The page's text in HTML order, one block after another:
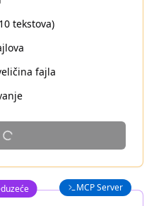
tekstova)
fajla
MCP Server